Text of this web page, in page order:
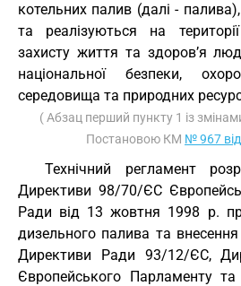
котельних палив (далі -
та реалізуються на
захисту життя та здоров’я
національної безпеки,
середовища та природних
( Абзац перший пункту 1 із
Постановою КМ № 967
Технічний регламент
Директиви 98/70/ЄС
Ради від 13 жовтня 1998 р.
дизельного палива та
Директиви Ради 93/12/ЄС,
Європейського Парламенту